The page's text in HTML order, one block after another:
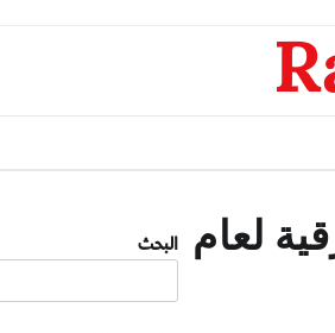
لعام
البحث